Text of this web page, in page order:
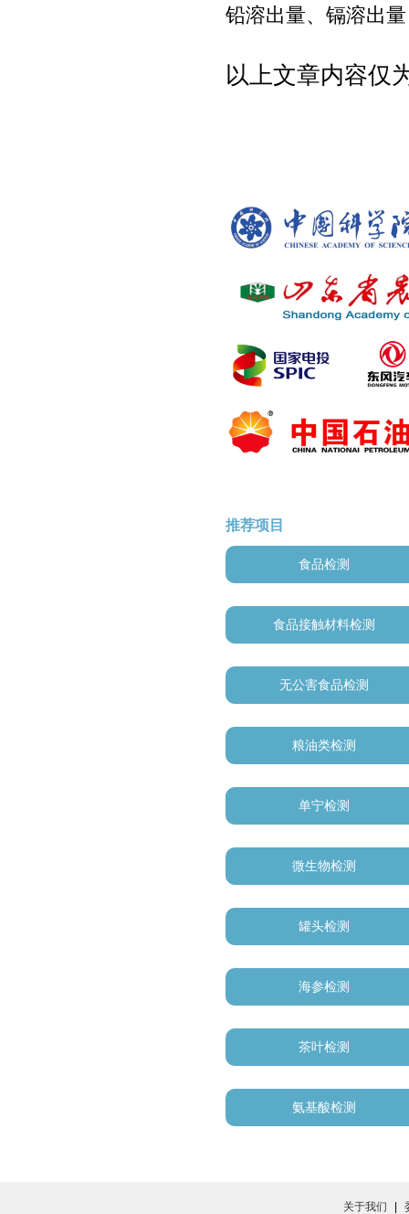
铅溶出量、镉溶出量
以上文章内容仅
推荐项目
食品检测
食品接触材料检测
无公害食品检测
粮油类检测
单宁检测
微生物检测
罐头检测
海参检测
茶叶检测
氨基酸检测
关于我们 |